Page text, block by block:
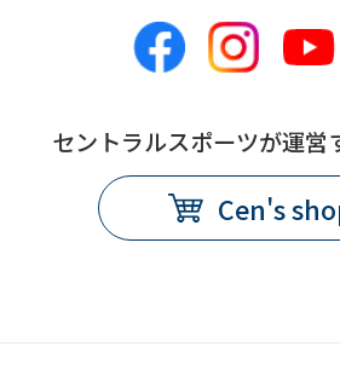
セントラルスポーツが運営
Cen's